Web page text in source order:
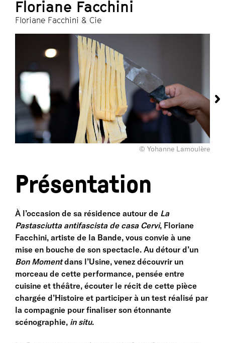
Floriane Facchini
Floriane Facchini & Cie
© Yohanne Lamoulère
Présentation
À l’occasion de sa résidence autour de La
Pastasciutta antifascista de casa Cervi, Floriane
Facchini, artiste de la Bande, vous convie à une
mise en bouche de son spectacle. Au détour d’un
Bon Momentdans l’Usine, venez découvrir un
morceau de cette performance, pensée entre
cuisine et théâtre, écouter le récit de cette pièce
chargée d’Histoire et participer à un test réalisé par
la compagnie pour finaliser son étonnante
scénographie, in situ.